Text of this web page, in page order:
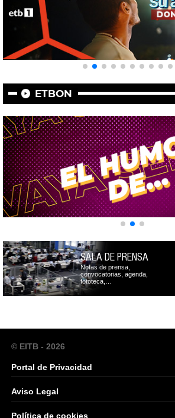
ETBON
SALA DE PRENSA
Notas de prensa,
convocatorias, agenda,
fototeca,…
© EITB - 2026
Portal de Privacidad
Aviso Legal
Política de cookies